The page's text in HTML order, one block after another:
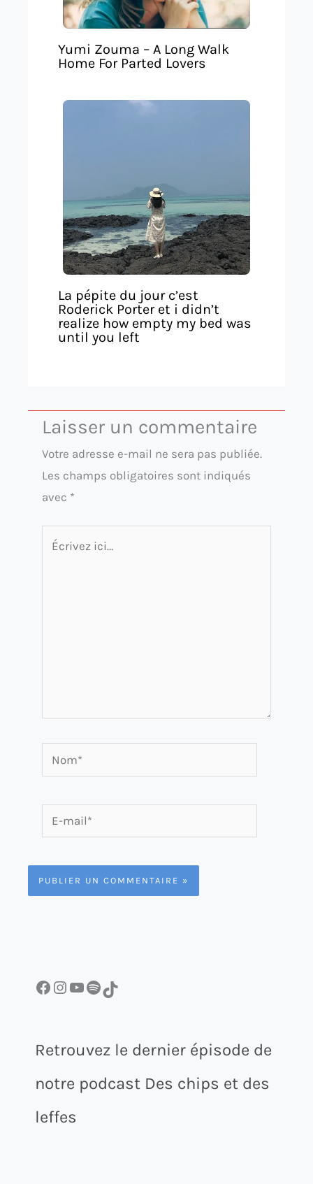
Yumi Zouma – A Long Walk
Home For Parted Lovers
La pépite du jour c’est
Roderick Porter et i didn’t
realize how empty my bed was
until you left
Laisser un commentaire
Votre adresse e-mail ne sera pas publiée.
Les champs obligatoires sont indiqués
avec *
Écrivez
Nom*
mail*
Facebook InstagramYouTube Spotify TikTok
Retrouvez le dernier épisode de
notre podcast Des chips et des
leffes